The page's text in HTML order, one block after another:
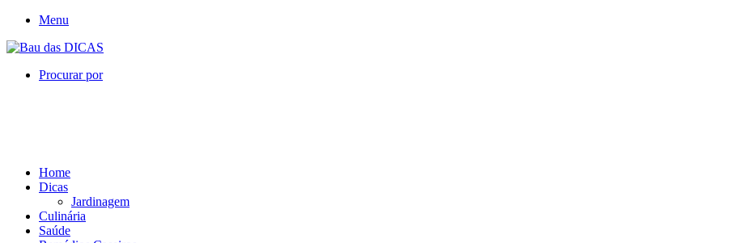
Menu
Procurar por
Home
Dicas
Jardinagem
Culinária
Saúde